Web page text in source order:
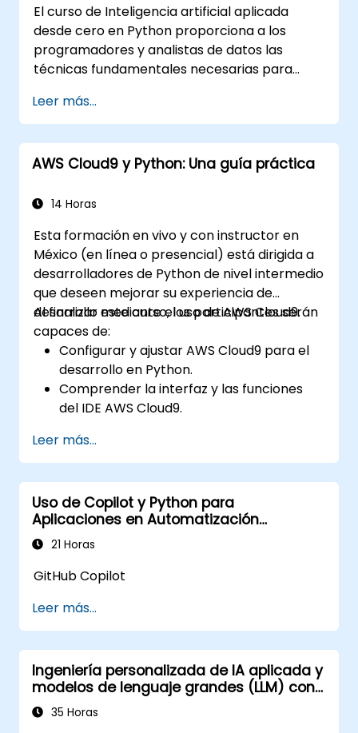
El curso de Inteligencia artificial aplicada
desde cero en Python proporciona a los
programadores y analistas de datos las
técnicas fundamentales necesarias para
automático desde su base utilizando Python.
Cubre los principios centrales del aprendizaje
supervisado (clasificación y regresión), el
aprendizaje no supervisado (agrupamiento y
avanzadas de redes neuronales. Examina
learn, Apache Spark MLlib y cuadernos de
Jupyter, facilitando el desarrollo práctico de
inteligencia artificial. Ayuda a los
profesionales a implementar modelos
prácticos de aprendizaje automático, evaluar
las limitaciones de los algoritmos y completar
proyectos aplicados orientados a la
resolución de problemas del mundo real.
Leer más...
AWS Cloud9 y Python: Una guía práctica
14 Horas
Esta formación en vivo y con instructor en
México (en línea o presencial) está dirigida a
desarrolladores de Python de nivel intermedio
que deseen mejorar su experiencia de
desarrollo mediante el uso de AWS Cloud9.
Al finalizar este curso, los participantes serán
capaces de:
Configurar y ajustar AWS Cloud9 para el
desarrollo en Python.
Comprender la interfaz y las funciones
del IDE AWS Cloud9.
aplicaciones de Python en AWS Cloud9.
Colaborar con otros desarrolladores
utilizando la plataforma AWS Cloud9.
Integrar AWS Cloud9 con otros servicios
de AWS para implementaciones
avanzadas.
Leer más...
Uso de Copilot y Python para
Aplicaciones en Automatización
Industrial
21 Horas
GitHub Copilot
Leer más...
Ingeniería personalizada de IA aplicada y
modelos de lenguaje grandes (LLM) con
Python
35 Horas